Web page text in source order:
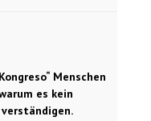
Menschen
es kein